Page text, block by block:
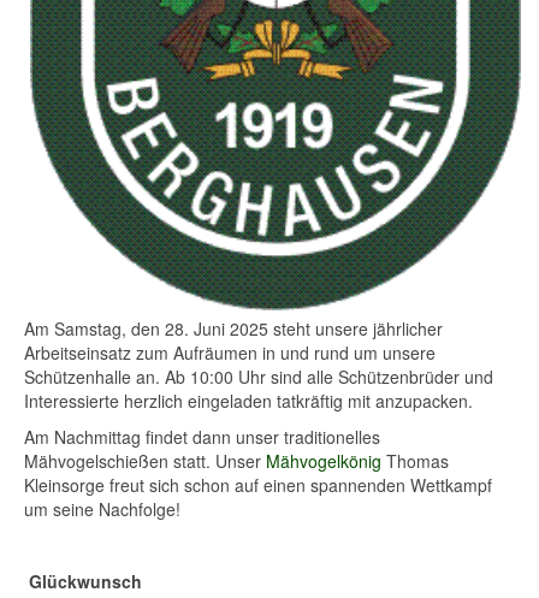
Am Samstag, den 28. Juni 2025 steht unsere jährlicher
Arbeitseinsatz zum Aufräumen in und rund um unsere
Schützenhalle an. Ab 10:00 Uhr sind alle Schützenbrüder und
Interessierte herzlich eingeladen tatkräftig mit anzupacken.
Am Nachmittag findet dann unser traditionelles
Mähvogelschießen statt. Unser Mähvogelkönig Thomas
Kleinsorge freut sich schon auf einen spannenden Wettkampf
um seine Nachfolge!
Glückwunsch